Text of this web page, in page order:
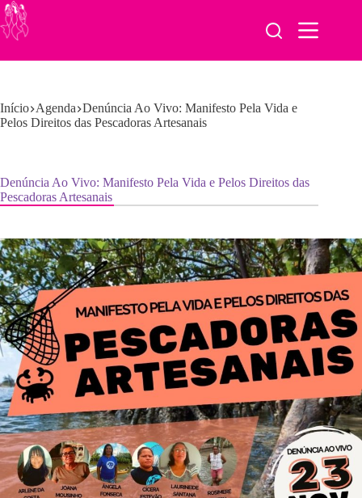
Pular
para
o
Início Agenda Denúncia Ao Vivo: Manifesto Pela Vida e
Pelos Direitos das Pescadoras Artesanais
Denúncia Ao Vivo: Manifesto Pela Vida e Pelos Direitos das
Pescadoras Artesanais